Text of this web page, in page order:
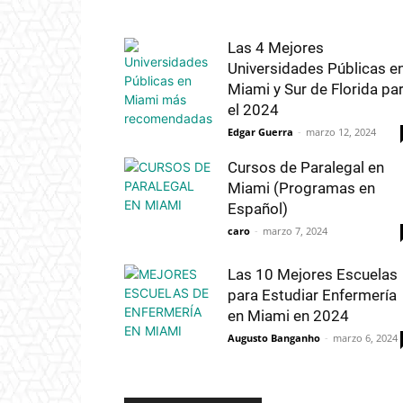
Las 4 Mejores
Universidades Públicas
Miami y Sur de Florida
el 2024
Edgar Guerra - marzo 12, 2024
Cursos de Paralegal en
Miami (Programas en
Español)
caro - marzo 7, 2024
Las 10 Mejores Escuelas
para Estudiar Enfermería
en Miami en 2024
Augusto Banganho - marzo 6, 2024